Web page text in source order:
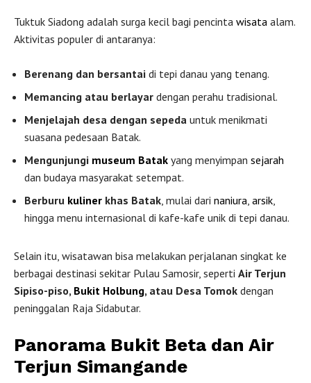
Tuktuk Siadong adalah surga kecil bagi pencinta wisata alam.
Aktivitas populer di antaranya:
Berenang dan bersantai di tepi danau yang tenang.
Memancing atau berlayar dengan perahu tradisional.
Menjelajah desa dengan sepeda untuk menikmati
suasana pedesaan Batak.
Mengunjungi museum Batak yang menyimpan sejarah
dan budaya masyarakat setempat.
Berburu kuliner khas Batak, mulai dari naniura, arsik,
hingga menu internasional di kafe-kafe unik di tepi danau.
Selain itu, wisatawan bisa melakukan perjalanan singkat ke
berbagai destinasi sekitar Pulau Samosir, seperti Air Terjun
Sipiso-piso, Bukit Holbung, atau Desa Tomok dengan
peninggalan Raja Sidabutar.
Panorama Bukit Beta dan Air
Terjun Simangande